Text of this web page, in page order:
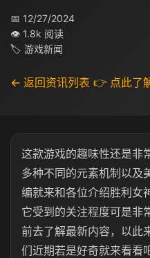
📅 12/27/2024
👁 1.8k 阅读
🏷 游戏新闻
← 返回资讯列表 👉 点此了
这款游戏的趣味性还是非
多种不同的元素机制以及
编就来和各位介绍胜利女
它受到的关注程度可是非
前去了解最新内容，以此
们近期若是好奇就来看看